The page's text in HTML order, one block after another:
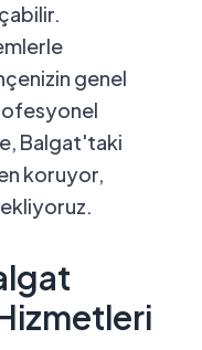
genel
Balgat'taki
koruyor,